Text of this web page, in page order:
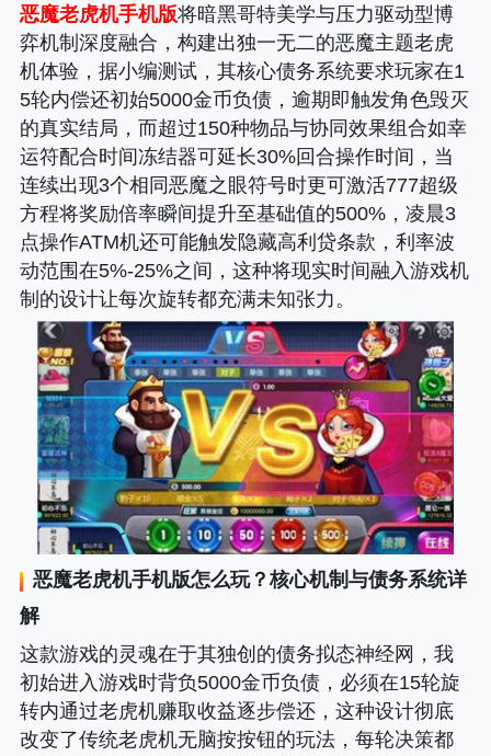
恶魔老虎机手机版将暗黑哥特美学与压力驱动型博
弈机制深度融合，构建出独一无二的恶魔主题老虎
机体验，据小编测试，其核心债务系统要求玩家在1
5轮内偿还初始5000金币负债，逾期即触发角色毁灭
的真实结局，而超过150种物品与协同效果组合如幸
运符配合时间冻结器可延长30%回合操作时间，当
连续出现3个相同恶魔之眼符号时更可激活777超级
方程将奖励倍率瞬间提升至基础值的500%，凌晨3
点操作ATM机还可能触发隐藏高利贷条款，利率波
动范围在5%-25%之间，这种将现实时间融入游戏机
制的设计让每次旋转都充满未知张力。
恶魔老虎机手机版怎么玩？核心机制与债务系统详
解
这款游戏的灵魂在于其独创的债务拟态神经网，我
初始进入游戏时背负5000金币负债，必须在15轮旋
转内通过老虎机赚取收益逐步偿还，这种设计彻底
改变了传统老虎机无脑按按钮的玩法，每轮决策都